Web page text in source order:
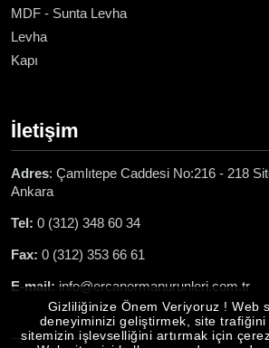
MDF - Sunta Levha
Levha
Kapı
İletişim
Adres: Çamlıtepe Caddesi No:216 - 218
Ankara
Tel: 0 (312) 348 60 34
Fax: 0 (312) 353 66 61
E-mail: info@ercanormanurunleri.com.tr
Gizliliğinize Önem Veriyoruz ! Web
deneyiminizi geliştirmek, site
sitemizin işlevselliğini artırmak için